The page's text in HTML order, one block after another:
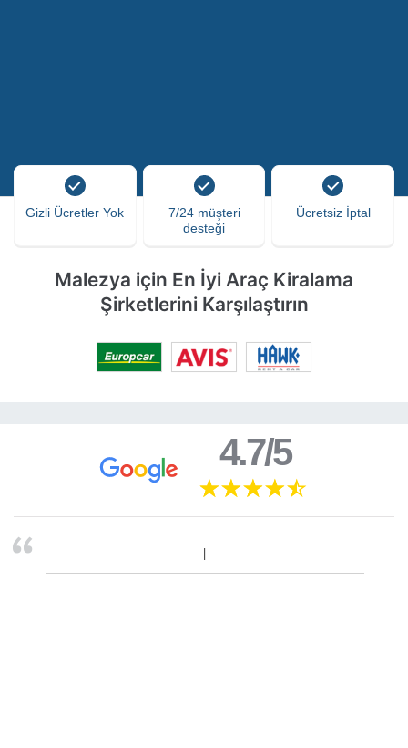
Gizli Ücretler Yok
7/24 müşteri
desteği
Ücretsiz İptal
Malezya için En İyi Araç Kiralama
Şirketlerini Karşılaştırın
4.7/5